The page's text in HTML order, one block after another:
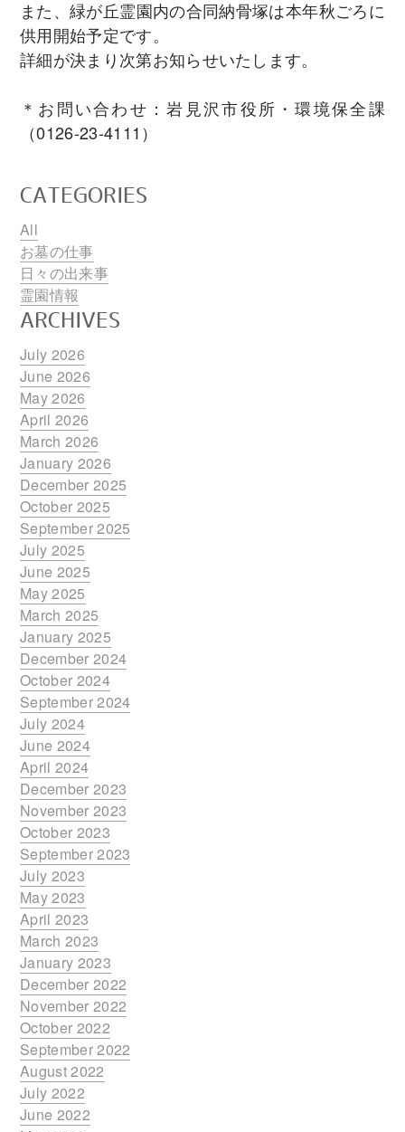
また、緑が丘霊園内の合同納骨塚は本年秋ごろに
供用開始予定です。
詳細が決まり次第お知らせいたします。
＊お問い合わせ：岩見沢市役所・環境保全課
（0126-23-4111）
CATEGORIES
All
お墓の仕事
日々の出来事
霊園情報
ARCHIVES
July 2026
June 2026
May 2026
April 2026
March 2026
January 2026
December 2025
October 2025
September 2025
July 2025
June 2025
May 2025
March 2025
January 2025
December 2024
October 2024
September 2024
July 2024
June 2024
April 2024
December 2023
November 2023
October 2023
September 2023
July 2023
May 2023
April 2023
March 2023
January 2023
December 2022
November 2022
October 2022
September 2022
August 2022
July 2022
June 2022